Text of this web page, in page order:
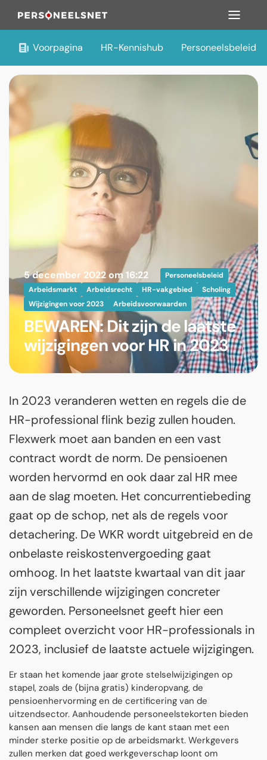
Voorpagina HR-Kennishub Personeelsbeleid
5 december 2022 om 16:22
Personeelsbeleid
Arbeidsmarkt
Arbeidsrecht HR-vakgebied
Scholing
Wijzigingen voor 2023
Arbeidsvoorwaarden
BEWAREN: Dit zijn de laatste
wijzigingen voor HR in 2023
In 2023 veranderen wetten en regels die de
HR-professional flink bezig zullen houden.
Flexwerk moet aan banden en een vast
contract wordt de norm. De pensioenen
worden hervormd en ook daar zal HR mee
aan de slag moeten. Het concurrentiebeding
gaat op de schop, net als de regels voor
detachering. De WKR wordt uitgebreid en de
onbelaste reiskostenvergoeding gaat
omhoog. In het laatste kwartaal van dit jaar
zijn verschillende wijzigingen concreter
geworden. Personeelsnet geeft hier een
compleet overzicht voor HR-professionals in
2023, inclusief de laatste actuele wijzigingen.
Er staan het komende jaar grote stelselwijzigingen op
stapel, zoals de (bijna gratis) kinderopvang, de
pensioenhervorming en de certificering van de
uitzendsector. Aanhoudende personeelstekorten bieden
kansen aan mensen die langs de kant staan met een
minder sterke positie op de arbeidsmarkt. Werkgevers
zullen merken dat goed werkgeverschap loont om